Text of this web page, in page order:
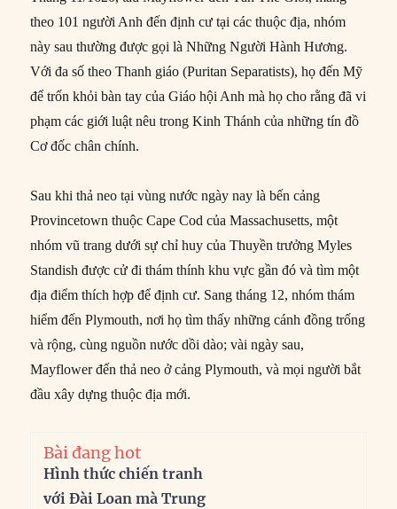
theo 101 người Anh đến định cư tại các thuộc địa, nhóm
này sau thường được gọi là Những Người Hành Hương.
Với đa số theo Thanh giáo (Puritan Separatists), họ đến Mỹ
để trốn khỏi bàn tay của Giáo hội Anh mà họ cho rằng đã vi
phạm các giới luật nêu trong Kinh Thánh của những tín đồ
Cơ đốc chân chính.
Sau khi thả neo tại vùng nước ngày nay là bến cảng
Provincetown thuộc Cape Cod của Massachusetts, một
nhóm vũ trang dưới sự chỉ huy của Thuyền trưởng Myles
Standish được cử đi thám thính khu vực gần đó và tìm một
địa điểm thích hợp để định cư. Sang tháng 12, nhóm thám
hiểm đến Plymouth, nơi họ tìm thấy những cánh đồng trống
và rộng, cùng nguồn nước dồi dào; vài ngày sau,
Mayflower đến thả neo ở cảng Plymouth, và mọi người bắt
đầu xây dựng thuộc địa mới.
Bài đang hot
Hình thức chiến tranh
với Đài Loan mà Trung